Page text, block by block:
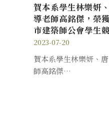
賀本系學生林樂妍
導老師高銘傑，榮
市建築師公會學生
2023-07-20
賀本系學生林樂妍、
師高銘傑…